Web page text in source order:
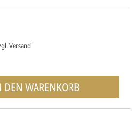
Versand
WARENKORB